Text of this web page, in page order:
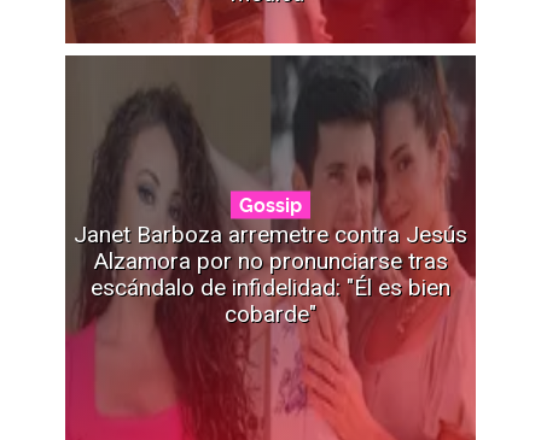
Gossip
Janet Barboza arremetre contra Jesús
Alzamora por no pronunciarse tras
escándalo de infidelidad: "Él es bien
cobarde"